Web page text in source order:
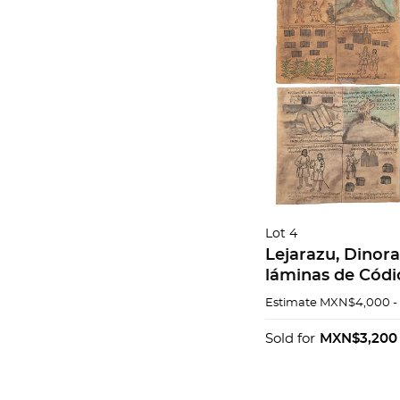
Lot 4
Lejarazu,
láminas de
Piezas: 4
Estimate MXN$4,000
Sold for MXN$3,200